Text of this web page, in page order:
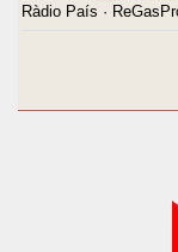
Ràdio País ·